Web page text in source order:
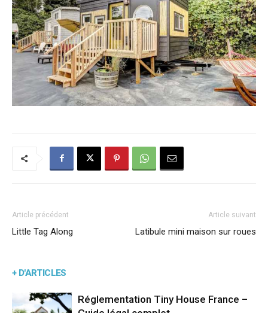
Article précédent
Little Tag Along
Article suivant
Latibule mini maison sur roues
+ D'ARTICLES
Réglementation Tiny House France –